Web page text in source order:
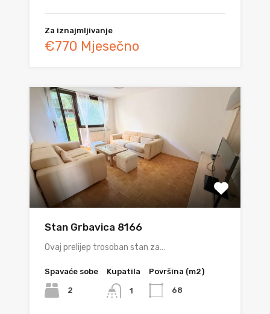
Za iznajmljivanje
€770 Mjesečno
Stan Grbavica 8166
Ovaj prelijep trosoban stan za…
Spavaće sobe
2
Kupatila
1
Površina (m2)
68